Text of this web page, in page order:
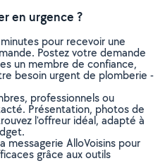
en urgence ?
pour recevoir une
Postez votre demande
un membre de confiance,
besoin urgent de plomberie -
professionnels ou
Présentation, photos de
l'offreur idéal, adapté à
messagerie AlloVoisins pour
grâce aux outils